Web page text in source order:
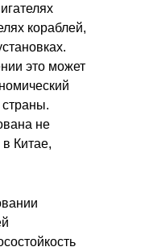
кораблей,
это может
не
Китае,